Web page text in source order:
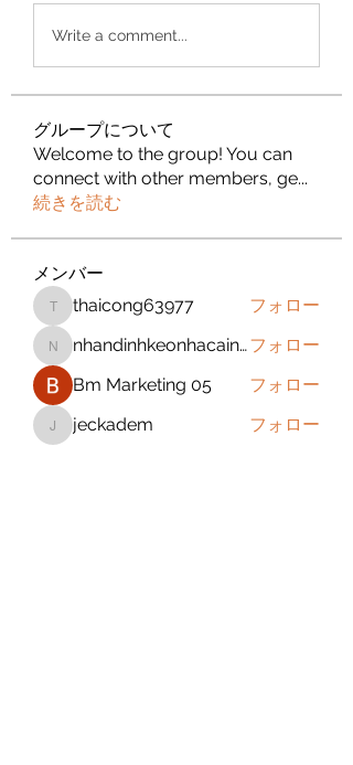
Write a comment...
グループについて
Welcome to the group! You can
connect with other members, ge...
続きを読む
メンバー
thaicong63977
thaicong63977 フォロー
nhandinhkeonhacainews nhandinhkeonhacainewsフォロー
Bm Marketing 05
フォロー
jeckadem
jeckadem フォロー